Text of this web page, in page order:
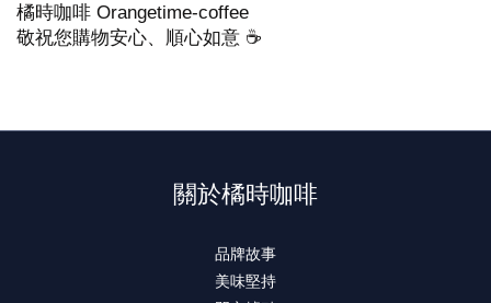
橘時咖啡 Orangetime-coffee
敬祝您購物安心、順心如意 ☕
關於橘時咖啡
品牌故事
美味堅持